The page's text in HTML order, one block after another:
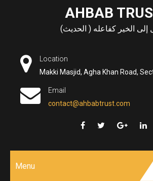
AHBAB
إلى الخير كفاعله ( الحديث)
Location
Makki Masjid, Agha Khan Road,
Email
contact@ahbabtrust.com
Menu